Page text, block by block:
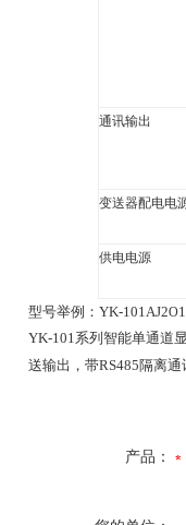
通讯输出
变送器配电电
供电电源
型号举例：YK-101AJ2O
YK-101系列智能单通道
送输出，带RS485隔离
产品：